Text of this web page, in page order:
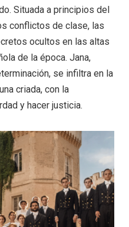
Situada a principios del
conflictos de clase, las
ocultos en las altas
de la época. Jana,
se infiltra en la
criada, con la
y hacer justicia.